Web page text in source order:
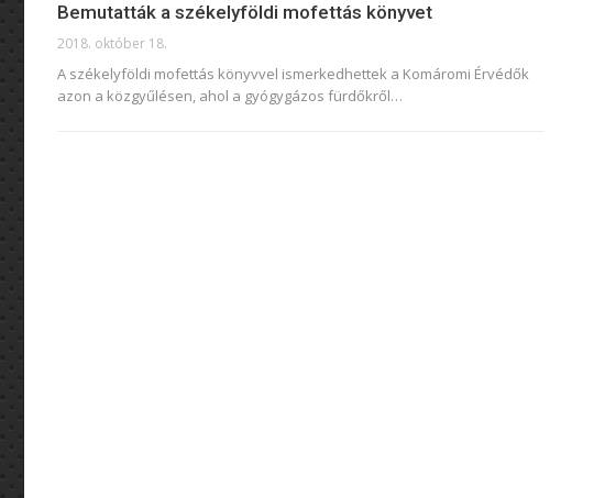
Bemutatták a székelyföldi mofettás könyvet
2018. október 18.
A székelyföldi mofettás könyvvel ismerkedhettek a Komáromi Érvédők
azon a közgyűlésen, ahol a gyógygázos fürdőkről…